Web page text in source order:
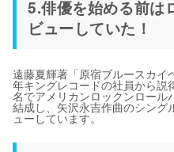
5.俳優を始める前は
ビューしていた！
遠藤夏輝著「原宿ブルースカイ
年キングレコードの社員から説
名でアメリカンロックンロール
結成し、矢沢永吉作曲のシング
ューしています。